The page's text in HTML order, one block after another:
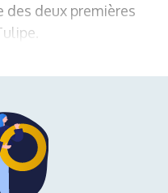
deux premières